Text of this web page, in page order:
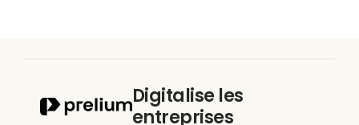
Digitalise les
entreprises